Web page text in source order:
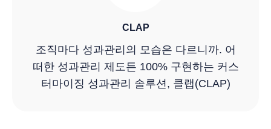
CLAP
조직마다 성과관리의 모습은 다르니까. 어
떠한 성과관리 제도든 100% 구현하는 커스
터마이징 성과관리 솔루션, 클랩(CLAP)